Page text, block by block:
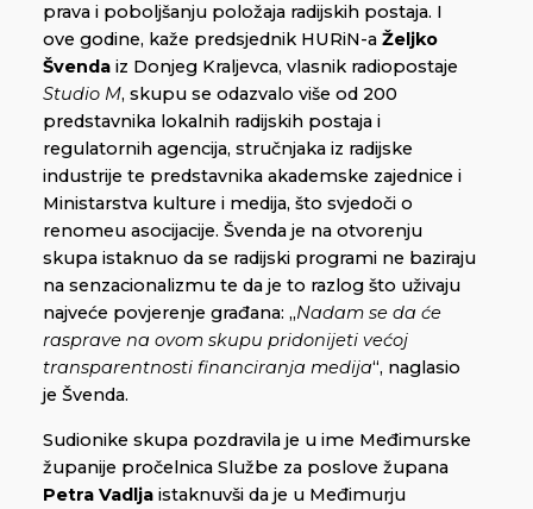
prava i poboljšanju položaja radijskih postaja. I
ove godine, kaže predsjednik HURiN-a Željko
Švenda iz Donjeg Kraljevca, vlasnik radiopostaje
Studio M, skupu se odazvalo više od 200
predstavnika lokalnih radijskih postaja i
regulatornih agencija, stručnjaka iz radijske
industrije te predstavnika akademske zajednice i
Ministarstva kulture i medija, što svjedoči o
renomeu asocijacije. Švenda je na otvorenju
skupa istaknuo da se radijski programi ne baziraju
na senzacionalizmu te da je to razlog što uživaju
najveće povjerenje građana: „Nadam se da će
rasprave na ovom skupu pridonijeti većoj
transparentnosti financiranja medija“, naglasio
je Švenda.
Sudionike skupa pozdravila je u ime Međimurske
županije pročelnica Službe za poslove župana
Petra Vadlja istaknuvši da je u Međimurju